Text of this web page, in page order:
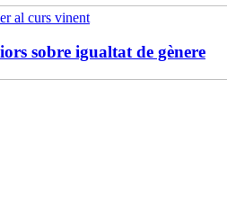
al curs vinent
sobre igualtat de gènere